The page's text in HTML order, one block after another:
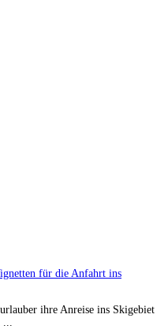
für die Anfahrt ins
ihre Anreise ins Skigebiet